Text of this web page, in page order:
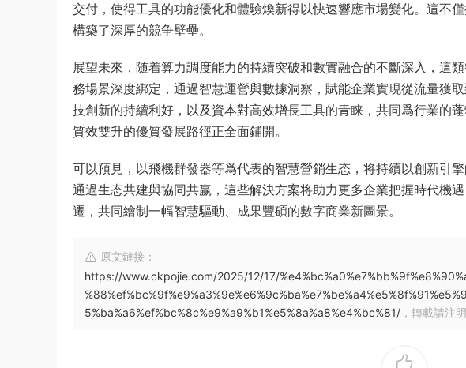
交付，使得工具的功能優化和體驗煥新得以快速響應市場變化。這不
構築了深厚的競争壁壘。
展望未來，随着算力調度能力的持續突破和數實融合的不斷深入，這
務場景深度綁定，通過智慧運營與數據洞察，賦能企業實現從流量獲
技創新的持續利好，以及資本對高效增長工具的青睐，共同爲行業的
質效雙升的優質發展路徑正全面鋪開。
可以預見，以飛機群發器等爲代表的智慧營銷生态，将持續以創新引
通過生态共建與協同共赢，這些解決方案将助力更多企業把握時代機
遷，共同繪制一幅智慧驅動、成果豐碩的數字商業新圖景。
原文鏈接：
https://www.ckpojie.com/2025/12/17/
5%ba%a6%ef%bc%8c%e9%a9%b1%e5%8a%a8%e4%bc%81/ ，轉載請注